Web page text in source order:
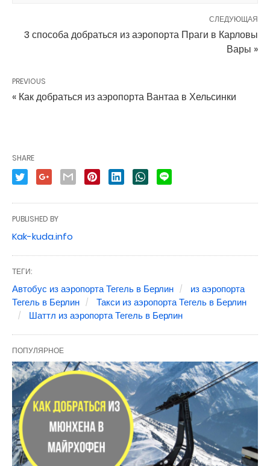
СЛЕДУЮЩАЯ
3 способа добраться из аэропорта Праги в Карловы
Вары »
PREVIOUS
« Как добраться из аэропорта Вантаа в Хельсинки
SHARE
PUBLISHED BY
Kak-kuda.info
ТЕГИ:
Автобус из аэропорта Тегель в Берлин
из аэропорта
Тегель в Берлин
Такси из аэропорта Тегель в Берлин
Шаттл из аэропорта Тегель в Берлин
ПОПУЛЯРНОЕ